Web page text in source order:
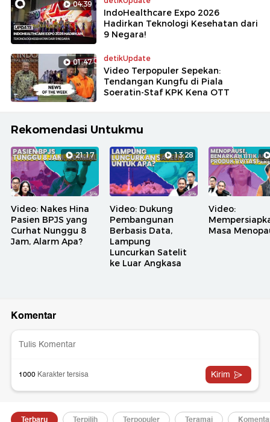
04:39
IndoHealthcare Expo 2026
Hadirkan Teknologi Kesehatan dari
9 Negara!
01:47 detikUpdate
Video Terpopuler Sepekan:
Tendangan Kungfu di Piala
Soeratin-Staf KPK Kena OTT
Rekomendasi Untukmu
21:17
Video: Nakes Hina
Pasien BPJS yang
Curhat Nunggu 8
Jam, Alarm Apa?
13:28
Video: Dukung
Pembangunan
Berbasis Data,
Lampung
Luncurkan Satelit
ke Luar Angkasa
Video:
Masa